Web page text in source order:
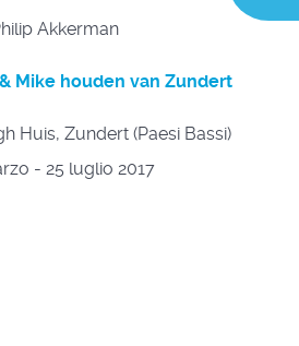
Akkerman
Mike houden van Zundert
Huis, Zundert (Paesi Bassi)
- 25 luglio 2017